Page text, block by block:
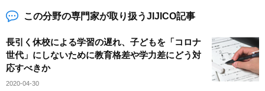
この分野の専門家が取り扱うJIJICO記事
長引く休校による学習の遅れ、子どもを「コロナ
世代」にしないために教育格差や学力差にどう対
応すべきか
2020-04-30